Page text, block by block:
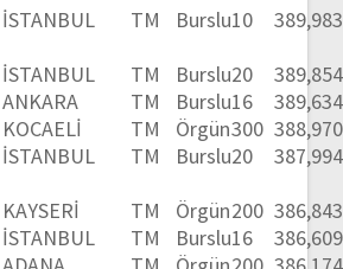
İSTANBUL TM Burslu10
İSTANBUL TM Burslu20
ANKARA TM Burslu16
KOCAELİ TM Örgün300
İSTANBUL TM Burslu20
KAYSERİ TM Örgün200
İSTANBUL TM Burslu16